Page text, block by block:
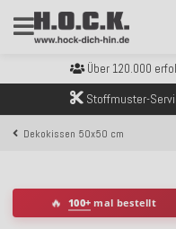
Kostenloser Versand
Sicher bezahlen
Kostenloser Versand
Über 120.000
Kostenloser Versand
Stoffmuster-
Dekokissen 50x50 cm
🔥 100+ mal bestellt